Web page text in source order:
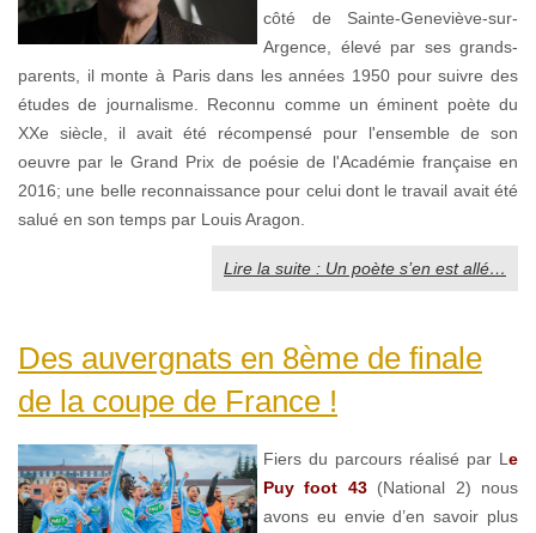
côté de Sainte-Geneviève-sur-
Argence, élevé par ses grands-
parents, il monte à Paris dans les années 1950 pour suivre des
études de journalisme. Reconnu comme un éminent poète du
XXe siècle, il avait été récompensé pour l'ensemble de son
oeuvre par le Grand Prix de poésie de l'Académie française en
2016; une belle reconnaissance pour celui dont le travail avait été
salué en son temps par Louis Aragon.
Lire la suite : Un poète s’en est allé…
Des auvergnats en 8ème de finale
de la coupe de France !
Fiers du parcours réalisé par L e
Puy foot 43(National 2) nous
avons eu envie d’en savoir plus